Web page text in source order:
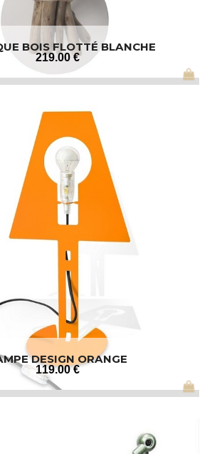
BOIS FLOTTÉ BLANCHE
219.00 €
DESIGN ORANGE
119.00 €